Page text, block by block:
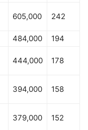
605,000 242
484,000 194
444,000 178
394,000 158
379,000 152